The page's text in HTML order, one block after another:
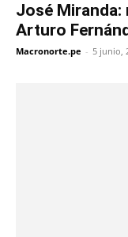
José Miranda:
Arturo
Macronorte.pe - 5 junio,